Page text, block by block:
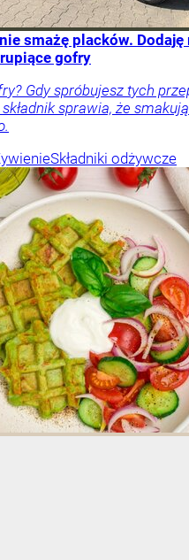
smażę placków.
gofry
Gdy spróbujesz tych
sprawia, że
Składniki odżywcze